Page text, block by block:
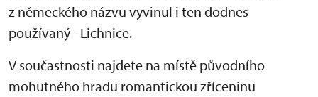
z německého názvu vyvinul i ten dodnes
používaný - Lichnice.
V součastnosti najdete na místě původního
mohutného hradu romantickou zříceninu